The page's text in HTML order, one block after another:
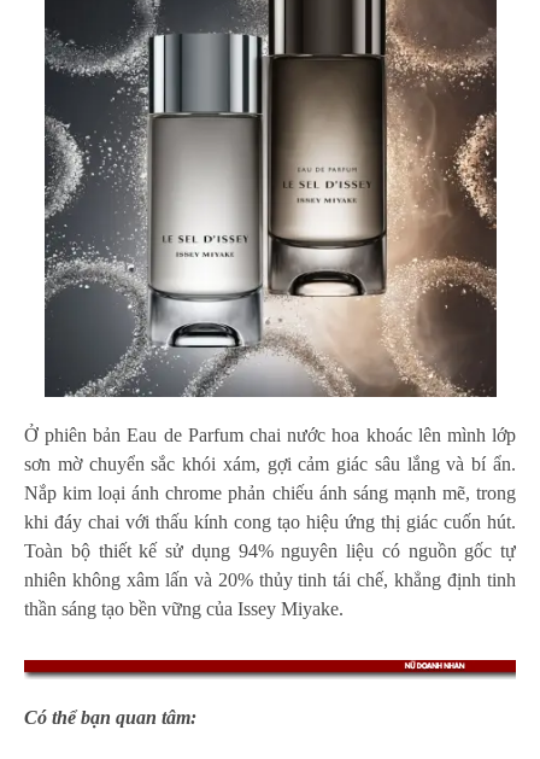
Ở phiên bản Eau de Parfum chai nước hoa khoác lên mình lớp
sơn mờ chuyển sắc khói xám, gợi cảm giác sâu lắng và bí ẩn.
Nắp kim loại ánh chrome phản chiếu ánh sáng mạnh mẽ, trong
khi đáy chai với thấu kính cong tạo hiệu ứng thị giác cuốn hút.
Toàn bộ thiết kế sử dụng 94% nguyên liệu có nguồn gốc tự
nhiên không xâm lấn và 20% thủy tinh tái chế, khẳng định tinh
thần sáng tạo bền vững của Issey Miyake.
Có thể bạn quan tâm: